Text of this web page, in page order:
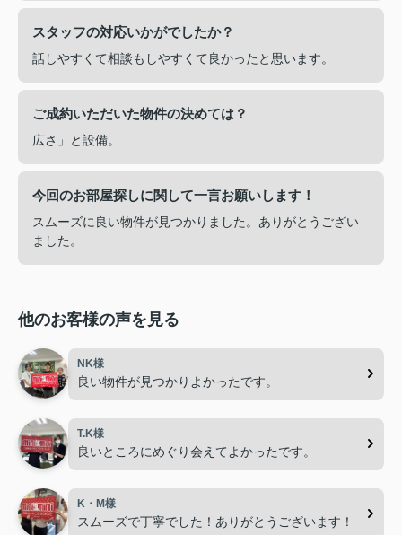
スタッフの対応いかがでしたか？
話しやすくて相談もしやすくて良かったと思います。
ご成約いただいた物件の決めては？
広さ」と設備。
今回のお部屋探しに関して一言お願いします！
スムーズに良い物件が見つかりました。ありがとうござい
ました。
他のお客様の声を見る
NK様
良い物件が見つかりよかったです。
T.K様
良いところにめぐり会えてよかったです。
K・M様
スムーズで丁寧でした！ありがとうございます！